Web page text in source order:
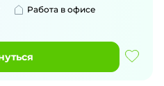
Работа в офисе